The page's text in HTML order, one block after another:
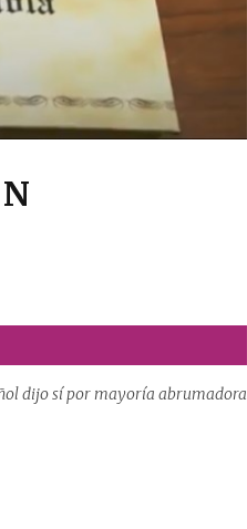
dijo sí por mayoría abrumadora